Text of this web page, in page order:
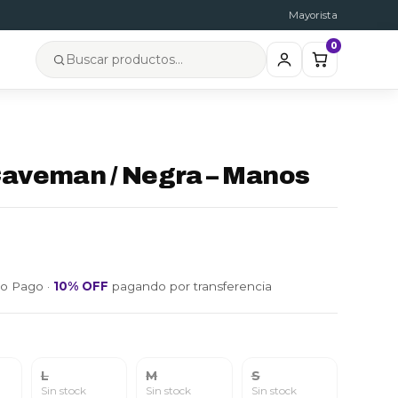
Mayorista
0
/ Negra – Manos
Pago · 10% OFF pagando por transferencia
L
Sin stock
M
Sin stock
S
Sin stock